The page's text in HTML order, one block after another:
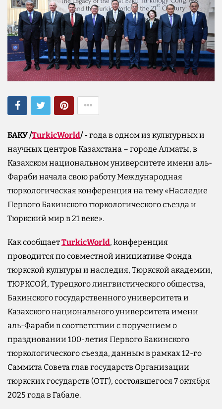
БАКУ /TurkicWorld/ - года в одном из культурных и
научных центров Казахстана – городе Алматы, в
Казахском национальном университете имени аль-
Фараби начала свою работу Международная
тюркологическая конференция на тему «Наследие
Первого Бакинского тюркологического съезда и
Тюркский мир в 21 веке».
Как сообщаетTurkicWorld, kонференция
проводится по совместной инициативе Фонда
тюркской культуры и наследия, Тюркской академии,
ТЮРКСОЙ, Турецкого лингвистического общества,
Бакинского государственного университета и
Казахского национального университета имени
аль-Фараби в соответствии с поручением о
праздновании 100-летия Первого Бакинского
тюркологического съезда, данным в рамках 12-го
Саммита Совета глав государств Организации
тюркских государств (ОТГ), состоявшегося 7 октября
2025 года в Габале.